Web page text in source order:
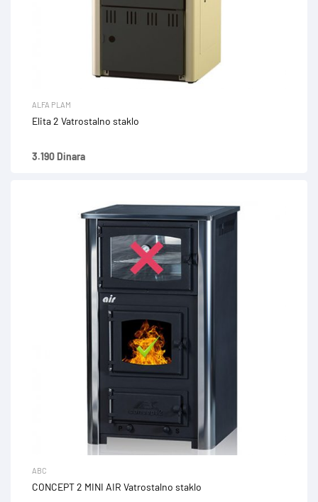
ALFA PLAM
Elita 2 Vatrostalno staklo
3.190 Dinara
ABC
CONCEPT 2 MINI AIR Vatrostalno staklo